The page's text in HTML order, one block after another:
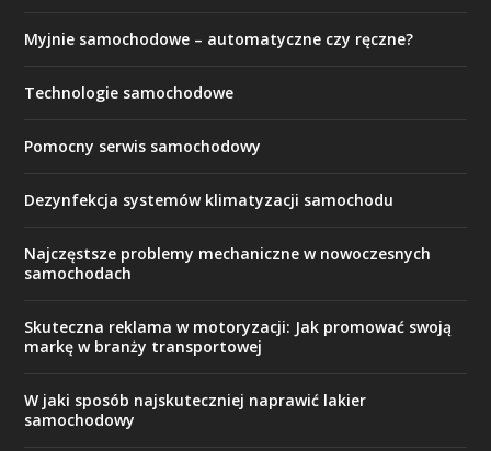
Myjnie samochodowe – automatyczne czy ręczne?
Technologie samochodowe
Pomocny serwis samochodowy
Dezynfekcja systemów klimatyzacji samochodu
Najczęstsze problemy mechaniczne w nowoczesnych
samochodach
Skuteczna reklama w motoryzacji: Jak promować swoją
markę w branży transportowej
W jaki sposób najskuteczniej naprawić lakier
samochodowy